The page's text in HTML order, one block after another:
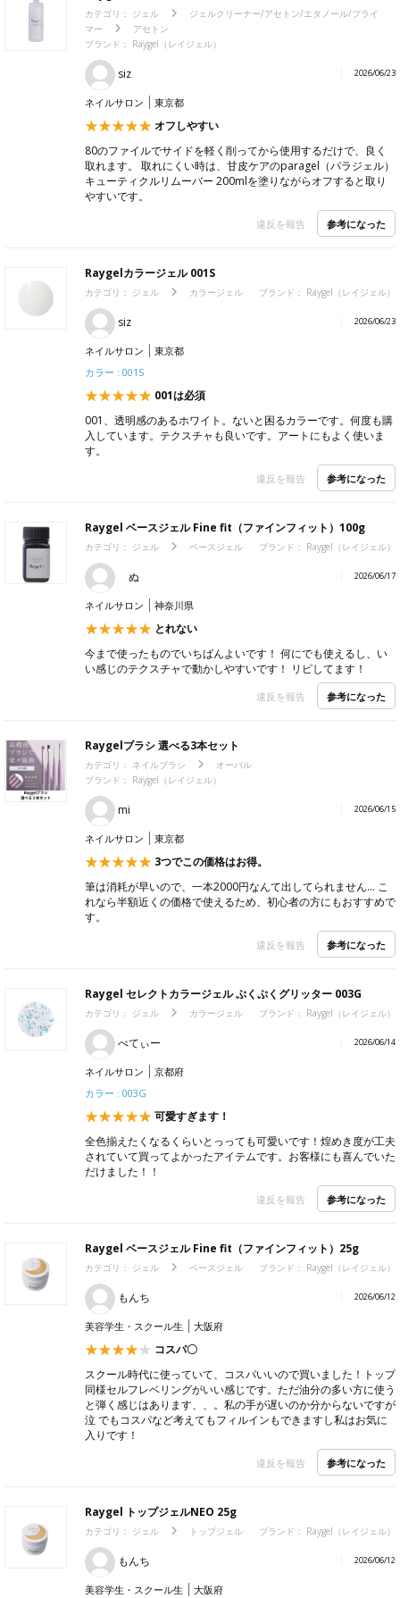
カテゴリ： ジェル
ジェルクリーナー/アセトン/エタノール/プライ
マー
アセトン
ブランド： Raygel（レイジェル）
siz 2026/06/23
ネイルサロン 東京都
オフしやすい
80のファイルでサイドを軽く削ってから使用するだけで、良く
取れます。 取れにくい時は、甘皮ケアのparagel（パラジェル）
キューティクルリムーバー 200mlを塗りながらオフすると取り
やすいです。
違反を報告 参考になった
Raygelカラージェル 001S
カテゴリ： ジェル カラージェル ブランド： Raygel（レイジェル）
siz 2026/06/23
ネイルサロン
東京都
カラー : 001S
001は必須
001、透明感のあるホワイト。ないと困るカラーです。何度も購
入しています。テクスチャも良いです。アートにもよく使いま
す。
違反を報告 参考になった
Raygel ベースジェル Fine fit（ファインフィット）100g
カテゴリ： ジェル ベースジェル ブランド： Raygel（レイジェル）
ぬ 2026/06/17
ネイルサロン 神奈川県
とれない
今まで使ったものでいちばんよいです！ 何にでも使えるし、い
い感じのテクスチャで動かしやすいです！ リピしてます！
違反を報告 参考になった
Raygelブラシ 選べる3本セット
カテゴリ： ネイルブラシ
オーバル
ブランド： Raygel（レイジェル）
mi 2026/06/15
ネイルサロン 東京都
3つでこの価格はお得。
筆は消耗が早いので、一本2000円なんて出してられません… こ
れなら半額近くの価格で使えるため、初心者の方にもおすすめで
す。
違反を報告 参考になった
Raygel セレクトカラージェル ぷくぷくグリッター 003G
カテゴリ： ジェル カラージェル ブランド： Raygel（レイジェル）
べてぃー 2026/06/14
ネイルサロン
京都府
カラー : 003G
可愛すぎます！
全色揃えたくなるくらいとっっても可愛いです！煌めき度が工夫
されていて買ってよかったアイテムです。お客様にも喜んでいた
だけました！！
違反を報告 参考になった
Raygel ベースジェル Fine fit（ファインフィット）25g
カテゴリ： ジェル ベースジェル ブランド： Raygel（レイジェル）
もんち 2026/06/12
美容学生・スクール生 大阪府
コスパ〇
スクール時代に使っていて、コスパいいので買いました！トップ
同様セルフレベリングがいい感じです。ただ油分の多い方に使う
と弾く感じはあります、、。私の手が遅いのか分からないですが
泣 でもコスパなど考えてもフィルインもできますし私はお気に
入りです！
違反を報告 参考になった
Raygel トップジェルNEO 25g
カテゴリ： ジェル トップジェル ブランド： Raygel（レイジェル）
もんち 2026/06/12
美容学生・スクール生 大阪府